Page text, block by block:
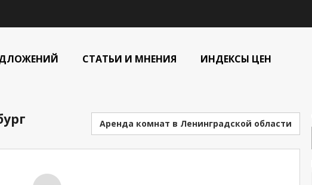
СТАТЬИ И МНЕНИЯ ИНДЕКСЫ ЦЕН
Аренда комнат в Ленинградской области